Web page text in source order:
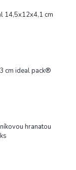
14,5x12x4,1 cm
cm ideal pack®
hranatou